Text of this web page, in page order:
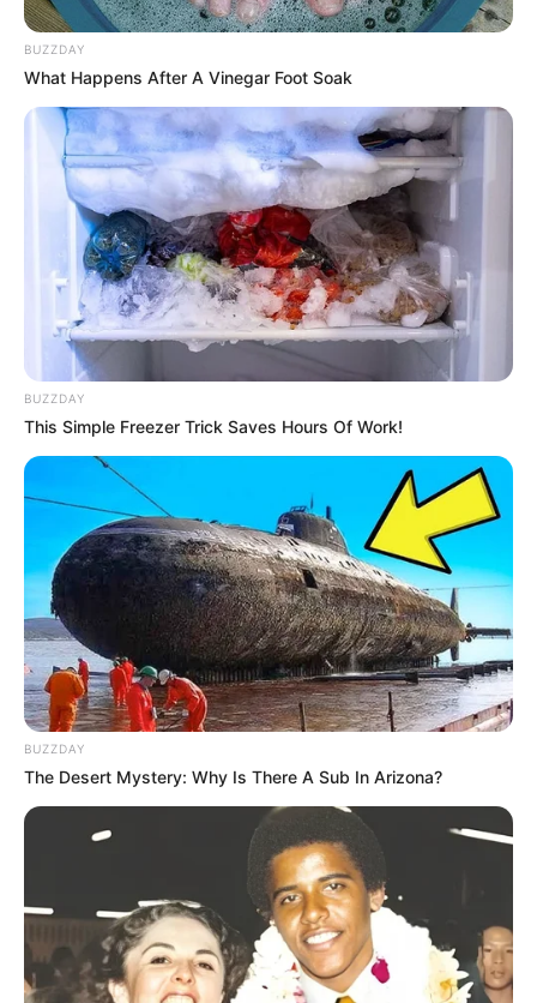
HƏMÇININ OXUYUN
Yeni təyin olunan müavin KİMDİR? — FOTO
Pensiya alanlara ŞAD xəbər -Tarix açıqlandı
Azərbaycanda faciə:Ərlə arvadın meyiti tapıldı
Xəbər xoşunuza gəldi? Sosial şəbəkələrdə paylaşın
Ramil İmranov qəzada öldü xəbər
Bizi Facebook-da
Bizi Twitter-da
BUZZDAY
What Happens After A Vinegar Foot Soak
BUZZDAY
This Simple Freezer Trick Saves Hours Of Work!
BUZZDAY
The Desert Mystery: Why Is There A Sub In Arizona?